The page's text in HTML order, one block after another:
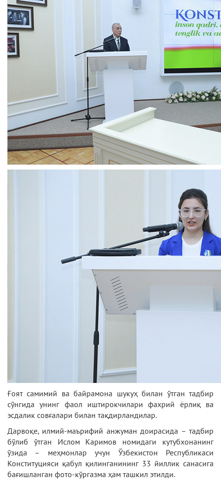
Ғоят самимий ва байрамона шукуҳ билан ўтган тадбир
сўнгида унинг фаол иштирокчилари фахрий ёрлиқ ва
эсдалик совғалари билан тақдирландилар.
Дарвоқе, илмий-маърифий анжуман доирасида – тадбир
бўлиб ўтган Ислом Каримов номидаги кутубхонанинг
ўзида – меҳмонлар учун Ўзбекистон Республикаси
Конституцияси қабул қилинганининг 33 йиллик санасига
бағишланган фото-кўргазма ҳам ташкил этилди.